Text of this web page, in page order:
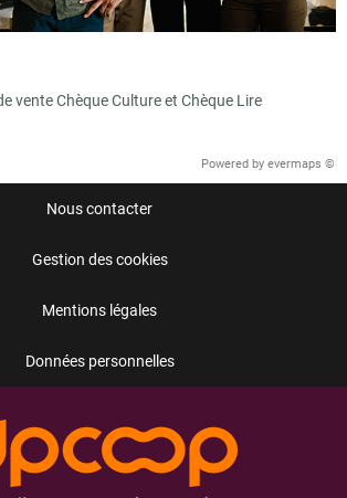
vente Chèque Culture et Chèque Lire
Powered by evermaps ©
Nous contacter
Gestion des cookies
Mentions légales
Données personnelles